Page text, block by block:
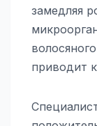
замедляя
приводит